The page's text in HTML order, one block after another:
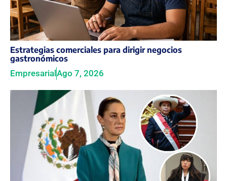
Estrategias comerciales para dirigir negocios
gastronómicos
EmpresarialAgo 7, 2026